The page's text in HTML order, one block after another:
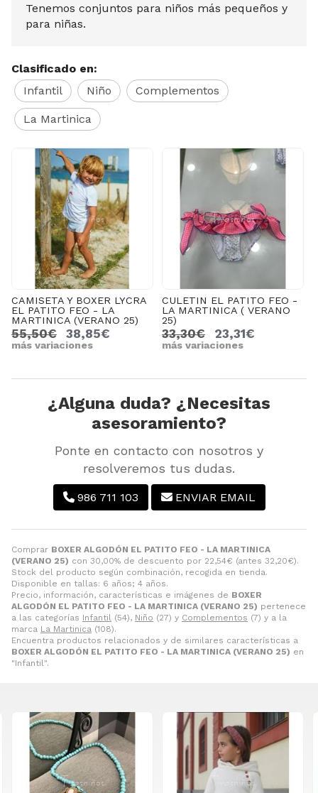
Comprar BOXER ALGODÓN EL PATITO FEO - LA MARTINICA
(VERANO 25) con 30,00% de descuento por 22,54€ (antes 32,20€).
Stock del producto según combinación, recogida en tienda.
Disponible en tallas: 6 años; 4 años.
Precio, información, características e imágenes de BOXER
ALGODÓN EL PATITO FEO - LA MARTINICA (VERANO 25) pertenece
a las categorías Infantil (54), Niño (27) y Complementos (7) y a la
marca La Martinica (108).
Encuentra productos relacionados y de similares características a
BOXER ALGODÓN EL PATITO FEO - LA MARTINICA (VERANO 25) en
"Infantil".
Tenemos conjuntos para niños más pequeños y
para niñas.
Clasificado en:
Infantil
Niño Complementos
La Martinica
25)
CULETIN EL PATITO FEO -
LA MARTINICA ( VERANO
25)
33,30€ 23,31€
más variaciones
CAFTAN RAYAS Y
EL PATITO FEO - LA
51,10€ 35,77€
más variaciones
¿Alguna duda? ¿Necesitas
asesoramiento?
Ponte en contacto con nosotros y
resolveremos tus dudas.
986 711 103 ENVIAR EMAIL